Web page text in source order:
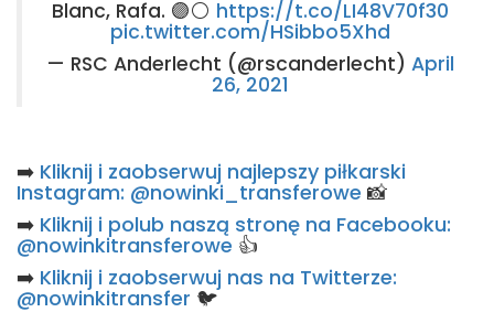
Blanc, Rafa. 🟣⚪ https://t.co/LI48V70f30
pic.twitter.com/HSibbo5Xhd
— RSC Anderlecht (@rscanderlecht) April
26, 2021
➡️ Kliknij i zaobserwuj najlepszy piłkarski
Instagram: @nowinki_transferowe 📸
➡️ Kliknij i polub naszą stronę na Facebooku:
@nowinkitransferowe 👍
➡️ Kliknij i zaobserwuj nas na Twitterze:
@nowinkitransfer 🐦